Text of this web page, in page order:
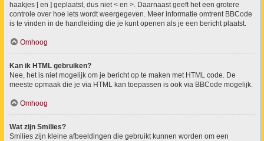
haakjes [ en ] geplaatst, dus niet < en >. Daarnaast geeft het een grotere
controle over hoe iets wordt weergegeven. Meer informatie omtrent BBCode
is te vinden in de handleiding die je kunt openen als je een bericht plaatst.
Omhoog
Kan ik HTML gebruiken?
Nee, het is niet mogelijk om je bericht op te maken met HTML code. De
meeste opmaak die je via HTML kan toepassen is ook via BBCode mogelijk.
Omhoog
Wat zijn Smilies?
Smilies zijn kleine afbeeldingen die gebruikt kunnen worden om een